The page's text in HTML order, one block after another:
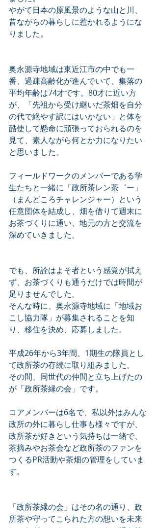
やがて日本の原風景のような山と川、
昔ながらの暮らしに惹かれるようにな
りました。
奥永源寺地域は東近江市の中でも一
番、過疎高齢化が進んでいて、集落の
平均年齢は74才です。80才に近い方
が、「先祖から受け継いだ茶畑を自分
の代で絶やす訳にはいかない」と体を
酷使して懸命に頑張っておられるのを
見て、素人ながら何とか力になりたい
と思いました。
フィールドワークのメンバーである学
生たちと一緒に「政所茶レン茶゛ー」
（まんどころチャレンジャー）という
任意団体を結成し、畑を借りて週末に
お茶づくりに通い、地元の方と交流を
深めていきました。
でも、所詮はよそ者という感覚が拭え
ず、お茶づくりも通うだけでは時間が
足りませんでした。
そんな時に、奥永源寺地域に「地域お
こし協力隊」が募集されることを知
り、移住を決め、応募しました。
平成26年から3年間、1期生の隊員とし
て政所茶の存続に取り組みました。
その間、同世代の仲間と立ち上げたの
が「政所茶縁の会」です。
コアメンバーは6名で、私以外はみんな
政所の外に暮らし仕事も様々ですが、
政所茶が好きという気持ちは一緒で、
茶摘みやお茶会など政所茶のファンを
つくるPR活動や茶畑の管理をしていま
す。
「政所茶縁の会」はその名の通り、政
所茶や守ってこられた方の想いを未来